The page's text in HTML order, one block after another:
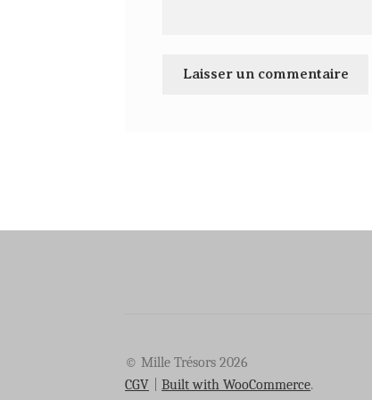
© Mille Trésors 2026
CGV
Built with WooCommerce.